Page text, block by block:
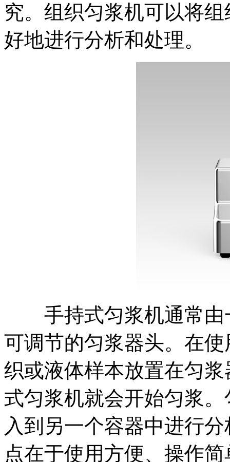
究。组织匀浆机可以将
好地进行分析和处理。
手持式匀浆机通常由
可调节的匀浆器头。在
织或液体样本放置在匀
式匀浆机就会开始匀浆
入到另一个容器中进行
点在于使用方便、操作